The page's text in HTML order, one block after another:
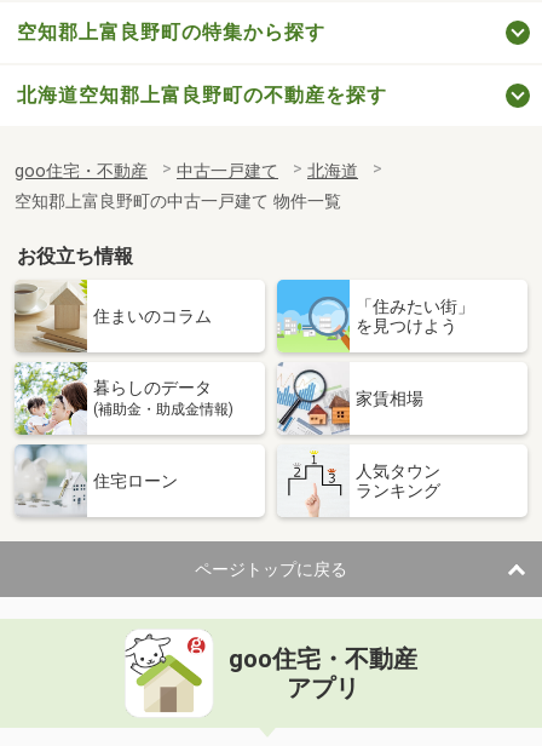
空知郡上富良野町の特集から探す
北海道空知郡上富良野町の不動産を探す
goo住宅・不動産 中古一戸建て
北海道
空知郡上富良野町の中古一戸建て 物件一覧
お役立ち情報
住まいのコラム
「住みたい街」
を見つけよう
暮らしのデータ
(補助金・助成金情報)
家賃相場
住宅ローン
人気タウン
ランキング
ページトップに戻る
goo住宅・不動産
アプリ